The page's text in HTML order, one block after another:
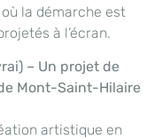
la démarche est
à l’écran.
– Un projet de
Mont-Saint-Hilaire
artistique en